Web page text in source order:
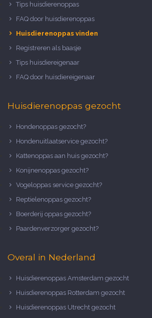
Tips huisdierenoppas
FAQ door huisdierenoppas
Huisdierenoppas vinden
Registreren als baasje
Tips huisdiereigenaar
FAQ door huisdiereigenaar
Huisdierenoppas gezocht
Hondenoppas gezocht?
Hondenuitlaatservice gezocht?
Kattenoppas aan huis gezocht?
Konijnenoppas gezocht?
Vogeloppas service gezocht?
Reptielenoppas gezocht?
Boerderij oppas gezocht?
Paardenverzorger gezocht?
Overal in Nederland
Huisdierenoppas Amsterdam gezocht
Huisdierenoppas Rotterdam gezocht
Huisdierenoppas Utrecht gezocht